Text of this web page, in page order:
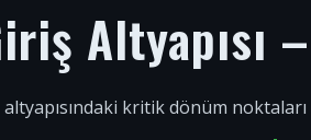
Altyapısı
kritik dönüm noktaları